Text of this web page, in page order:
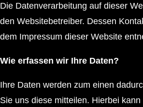
Die Datenverarbeitung auf dieser
den Websitebetreiber. Dessen
dem Impressum dieser Website
Wie erfassen wir Ihre Daten?
Ihre Daten werden zum einen
Sie uns diese mitteilen. Hierbei